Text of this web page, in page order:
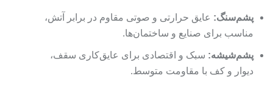
پشم‌سنگ: عایق حرارتی و صوتی مقاوم در برابر آتش،
مناسب برای صنایع و ساختمان‌ها.
پشم‌شیشه: سبک و اقتصادی برای عایق‌کاری سقف،
دیوار و کف با مقاومت متوسط.